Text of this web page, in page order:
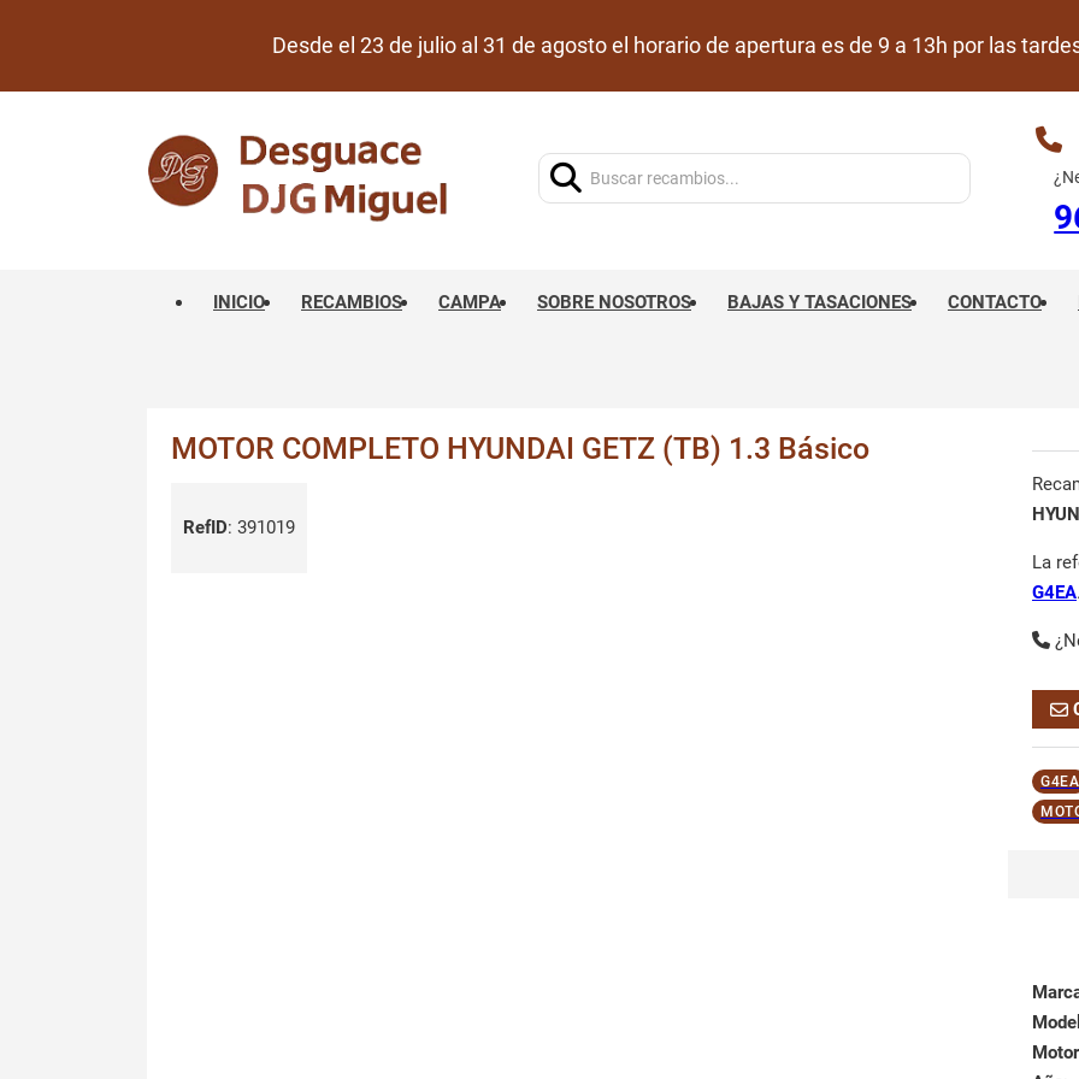
Desde el 23 de julio al 31 de agosto el horario de apertura es de 9 a 13h por las
INICIO RECAMBIOS CAMPA SOBRE NOSOTROS BAJAS Y TASACIONES CONTACTO
MOTOR COMPLETO HYUNDAI GETZ (TB) 1.3 Básico
RefID: 391019
La
G4EA
G4EA
Motor